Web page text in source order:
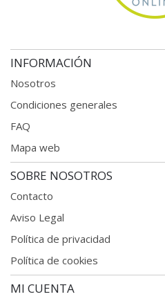
INFORMACIÓN
Nosotros
Condiciones generales
FAQ
Mapa web
SOBRE NOSOTROS
Contacto
Aviso Legal
Política de privacidad
Política de cookies
MI CUENTA